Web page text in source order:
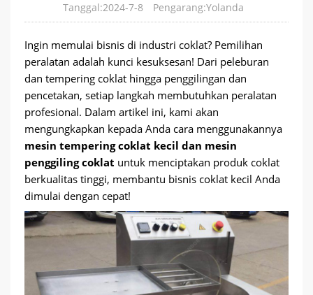
Tanggal:2024-7-8 Pengarang:Yolanda
Ingin memulai bisnis di industri coklat? Pemilihan
peralatan adalah kunci kesuksesan! Dari peleburan
dan tempering coklat hingga penggilingan dan
pencetakan, setiap langkah membutuhkan peralatan
profesional. Dalam artikel ini, kami akan
mengungkapkan kepada Anda cara menggunakannya
mesin tempering coklat kecil dan mesin
penggiling coklat untuk menciptakan produk coklat
berkualitas tinggi, membantu bisnis coklat kecil Anda
dimulai dengan cepat!